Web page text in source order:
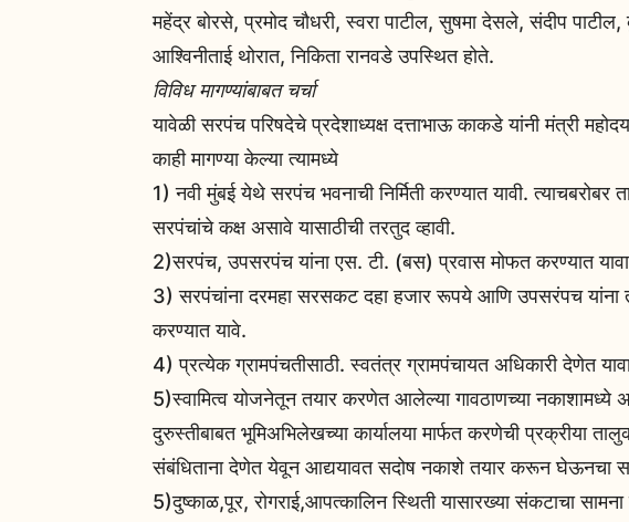
महेंद्र बोरसे, प्रमोद चौधरी, स्वरा पाटील, सुषमा देसले, संदीप
आश्विनीताई थोरात, निकिता रानवडे उपस्थित होते.
विविध मागण्यांबाबत चर्चा
यावेळी सरपंच परिषदेचे प्रदेशाध्यक्ष दत्ताभाऊ काकडे यांनी मंत्री
काही मागण्या केल्या त्यामध्ये
1) नवी मुंबई येथे सरपंच भवनाची निर्मिती करण्यात यावी. त्याचबरोबर
सरपंचांचे कक्ष असावे यासाठीची तरतुद व्हावी.
2)सरपंच, उपसरपंच यांना एस. टी. (बस) प्रवास मोफत करण्यात
3) सरपंचांना दरमहा सरसकट दहा हजार रूपये आणि उपसरंपच यांना
करण्यात यावे.
4) प्रत्येक ग्रामपंचतीसाठी. स्वतंत्र ग्रामपंचायत अधिकारी देणेत
5)स्वामित्व योजनेतून तयार करणेत आलेल्या गावठाणच्या नकाशामध्ये
दुरुस्तीबाबत भूमिअभिलेखच्या कार्यालया मार्फत करणेची प्रक्रीया
संबंधिताना देणेत येवून आद्ययावत सदोष नकाशे तयार करून घेऊनचा
5)दुष्काळ,पूर, रोगराई,आपत्कालिन स्थिती यासारख्या संकटाचा